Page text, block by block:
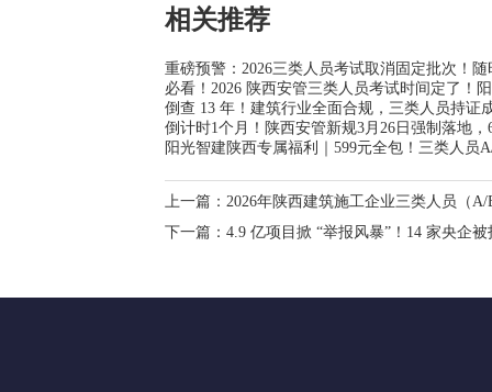
相关推荐
重磅预警：2026三类人员考试取消固定批次！
必看！2026 陕西安管三类人员考试时间定了！
倒查 13 年！建筑行业全面合规，三类人员持证
倒计时1个月！陕西安管新规3月26日强制落地
阳光智建陕西专属福利｜599元全包！三类人员
上一篇： 2026年陕西建筑施工企业三类人员（
下一篇： 4.9 亿项目掀 “举报风暴”！14 家央企